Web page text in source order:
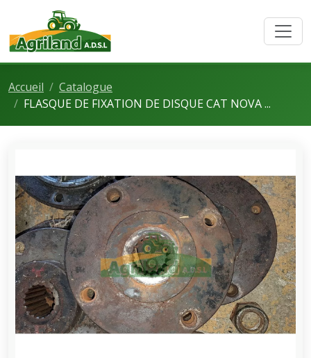
Accueil
Catalogue
FLASQUE DE FIXATION DE DISQUE CAT NOVA ...